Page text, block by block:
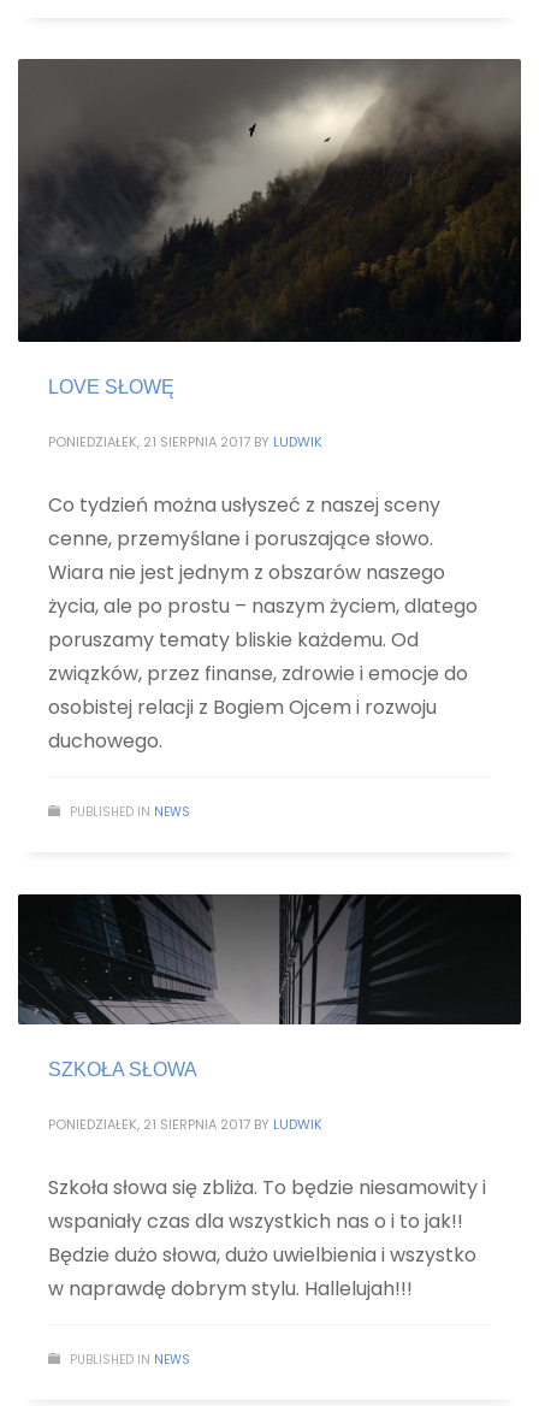
LOVE SŁOWĘ
PONIEDZIAŁEK, 21 SIERPNIA 2017 BY LUDWIK
Co tydzień można usłyszeć z naszej sceny
cenne, przemyślane i poruszające słowo.
Wiara nie jest jednym z obszarów naszego
życia, ale po prostu – naszym życiem, dlatego
poruszamy tematy bliskie każdemu. Od
związków, przez finanse, zdrowie i emocje do
osobistej relacji z Bogiem Ojcem i rozwoju
duchowego.
PUBLISHED IN NEWS
SZKOŁA SŁOWA
PONIEDZIAŁEK, 21 SIERPNIA 2017 BY LUDWIK
Szkoła słowa się zbliża. To będzie niesamowity i
wspaniały czas dla wszystkich nas o i to jak!!
Będzie dużo słowa, dużo uwielbienia i wszystko
w naprawdę dobrym stylu. Hallelujah!!!
PUBLISHED IN NEWS